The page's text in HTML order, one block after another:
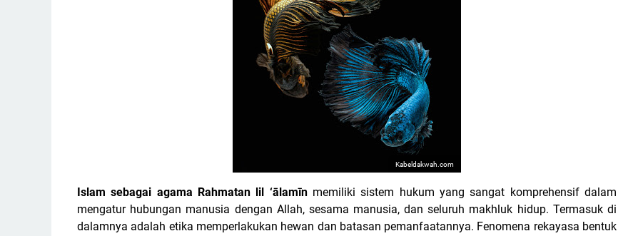
Kabeldakwah.com
Islam sebagai agama Rahmatan lil ‘ālamīnmemiliki sistem hukum yang sangat komprehensif dalam
mengatur hubungan manusia dengan Allah, sesama manusia, dan seluruh makhluk hidup. Termasuk di
dalamnya adalah etika memperlakukan hewan dan batasan pemanfaatannya. Fenomena rekayasa bentuk